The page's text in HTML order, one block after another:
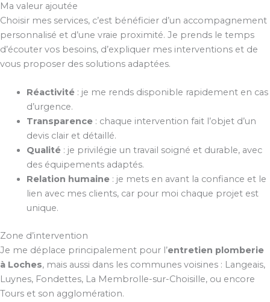
Ma valeur ajoutée
Choisir mes services, c’est bénéficier d’un accompagnement
personnalisé et d’une vraie proximité. Je prends le temps
d’écouter vos besoins, d’expliquer mes interventions et de
vous proposer des solutions adaptées.
Réactivité: je me rends disponible rapidement en cas
d’urgence.
Transparence: chaque intervention fait l’objet d’un
devis clair et détaillé.
Qualité: je privilégie un travail soigné et durable, avec
des équipements adaptés.
Relation humaine: je mets en avant la confiance et le
lien avec mes clients, car pour moi chaque projet est
unique.
Zone d’intervention
Je me déplace principalement pour l’entretien plomberie
à Loches, mais aussi dans les communes voisines : Langeais,
Luynes, Fondettes, La Membrolle-sur-Choisille, ou encore
Tours et son agglomération.